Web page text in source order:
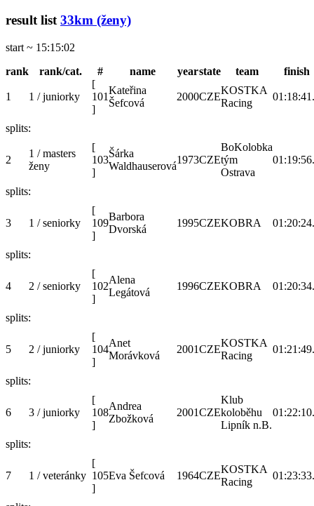
result list 33km (ženy)
start ~ 15:15:02
rank
rank/cat. # name yearstate team finish
1 1 / juniorky
[
101
]
Kateřina
Šefcová
2000CZE
KOSTKA
Racing
splits:
2
1 / masters
ženy
[
103
]
Šárka
Waldhauserová
1973CZE
BoKolobka
tým
Ostrava
splits:
3 1 / seniorky
[
109
]
Barbora
Dvorská
1995CZEKOBRA
splits:
4 2 / seniorky
[
102
]
Alena
Legátová
1996CZEKOBRA
splits:
5 2 / juniorky
[
104
]
Anet
Morávková
2001CZE
KOSTKA
Racing
splits:
6 3 / juniorky
[
108
]
Andrea
Zbožková
2001CZE
Klub
koloběhu
Lipník n.B.
splits:
7 1 / veteránky
[
105
]
Eva Šefcová 1964CZE
KOSTKA
Racing